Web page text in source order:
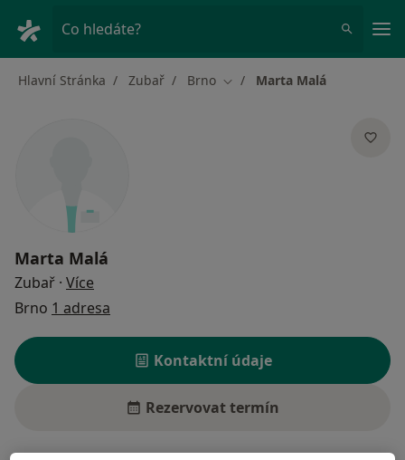
Co hledáte?
Hlavní Stránka Zubař Brno Změna města
Marta Malá
Marta Malá
Zubař · Více
Brno 1 adresa
Kontaktní údaje
Rezervovat termín